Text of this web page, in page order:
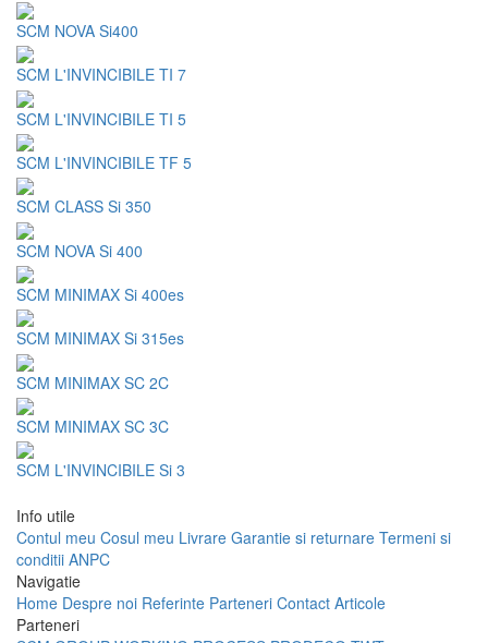
SCM NOVA Si400
SCM L'INVINCIBILE TI 7
SCM L'INVINCIBILE TI 5
SCM L'INVINCIBILE TF 5
SCM CLASS Si 350
SCM NOVA Si 400
SCM MINIMAX Si 400es
SCM MINIMAX Si 315es
SCM MINIMAX SC 2C
SCM MINIMAX SC 3C
SCM L'INVINCIBILE Si 3
Info utile
Contul meu Cosul meu Livrare Garantie si returnare Termeni si
conditii ANPC
Navigatie
Home Despre noi Referinte Parteneri Contact Articole
Parteneri